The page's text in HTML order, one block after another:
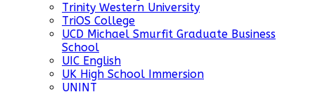
Trinity Western University
TriOS College
UCD Michael Smurfit Graduate Business
School
UIC English
UK High School Immersion
UNINT